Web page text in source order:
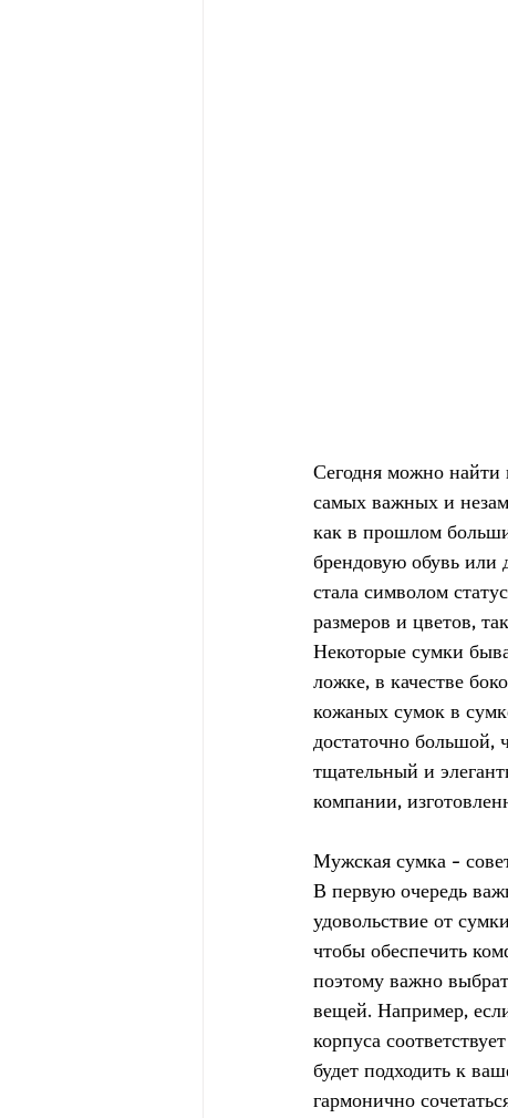
Сегодня можно найти
самых важных и
как в прошлом
брендовую обувь или
стала символом
размеров и цветов,
Некоторые сумки
ложке, в качестве
кожаных сумок в
достаточно большой,
тщательный и
компании,
Мужская сумка –
В первую очередь
удовольствие от
чтобы обеспечить
поэтому важно
вещей. Например,
корпуса
будет подходить к
гармонично